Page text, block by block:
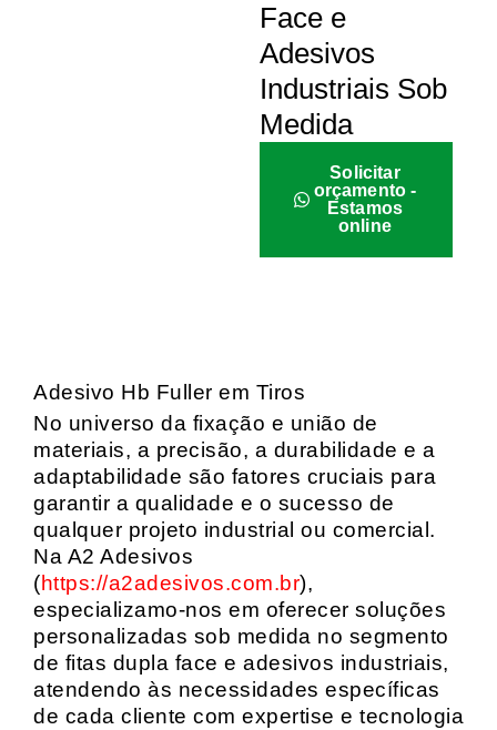
Face e
Adesivos
Industriais Sob
Medida
Solicitar
orçamento -
Estamos
online
Adesivo Hb Fuller em Tiros
No universo da fixação e união de
materiais, a precisão, a durabilidade e a
adaptabilidade são fatores cruciais para
garantir a qualidade e o sucesso de
qualquer projeto industrial ou comercial.
Na A2 Adesivos
(https://a2adesivos.com.br),
especializamo-nos em oferecer soluções
personalizadas sob medida no segmento
de fitas dupla face e adesivos industriais,
atendendo às necessidades específicas
de cada cliente com expertise e tecnologia